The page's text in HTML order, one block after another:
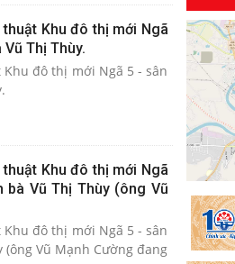
Khu đô thị mới Ngã
Thị Thùy.
đô thị mới Ngã 5 - sân
Khu đô thị mới Ngã
bà Vũ Thị Thùy (ông Vũ
đô thị mới Ngã 5 - sân
Vũ Mạnh Cường đang